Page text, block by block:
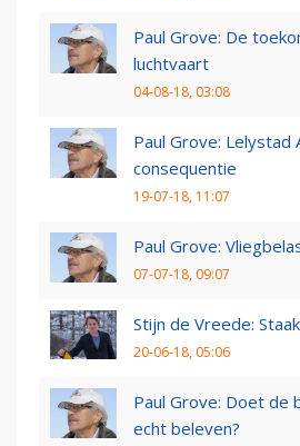
Paul Grove: De
luchtvaart
04-08-18, 03:08
Paul Grove: Lelystad
consequentie
19-07-18, 11:07
Paul Grove:
07-07-18, 09:07
Stijn de Vreede:
20-06-18, 05:06
Paul Grove: Doet de
echt beleven?